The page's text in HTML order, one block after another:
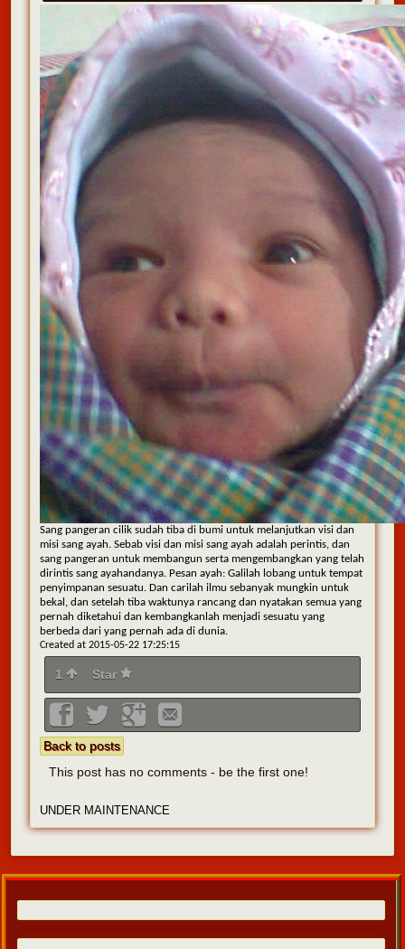
Sang pangeran cilik sudah tiba di bumi untuk melanjutkan visi dan
misi sang ayah. Sebab visi dan misi sang ayah adalah perintis, dan
sang pangeran untuk membangun serta mengembangkan yang telah
dirintis sang ayahandanya. Pesan ayah: Galilah lobang untuk tempat
penyimpanan sesuatu. Dan carilah ilmu sebanyak mungkin untuk
bekal, dan setelah tiba waktunya rancang dan nyatakan semua yang
pernah diketahui dan kembangkanlah menjadi sesuatu yang
berbeda dari yang pernah ada di dunia.
Created at 2015-05-22 17:25:15
1 Star
Back to posts
This post has no comments - be the first one!
UNDER MAINTENANCE